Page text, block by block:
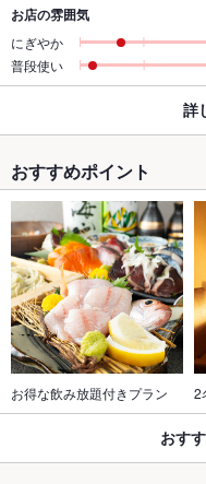
お店の雰囲気
にぎやか
普段使い
詳
おすすめポイント
お得な飲み放題付きプラン 2
おす